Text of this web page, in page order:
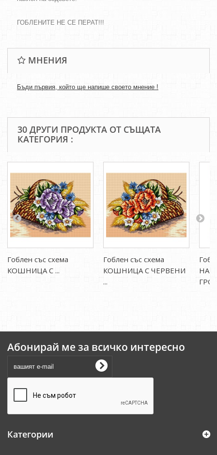
ГОБЛЕНИТЕ НЕ СЕ ПЕРАТ!!!
МНЕНИЯ
Бъди първия, който ще напише своето мнение !
30 ДРУГИ ПРОДУКТА ОТ СЪЩАТА
КАТЕГОРИЯ :
Гоблен със схема
КОШНИЦА С ...
Гоблен със схема
КОШНИЦА С ЧЕРВЕНИ
...
Абонирай ме за всичко интересно
Категории